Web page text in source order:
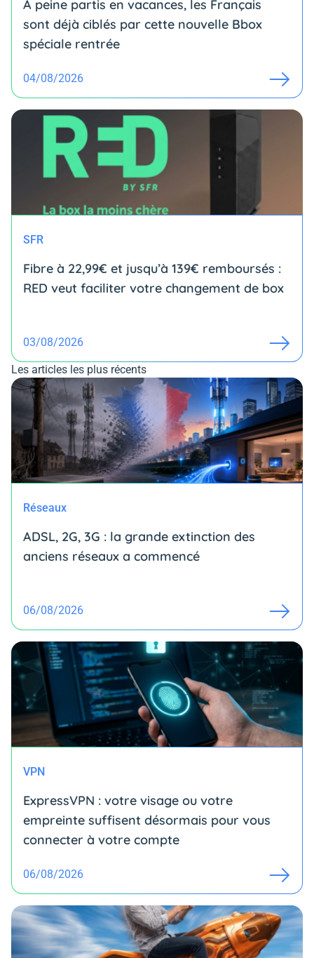
À peine partis en vacances, les Français
sont déjà ciblés par cette nouvelle Bbox
spéciale rentrée
04/08/2026
SFR
Fibre à 22,99€ et jusqu’à 139€ remboursés :
RED veut faciliter votre changement de box
03/08/2026
Les articles les plus récents
Réseaux
ADSL, 2G, 3G : la grande extinction des
anciens réseaux a commencé
06/08/2026
VPN
ExpressVPN : votre visage ou votre
empreinte suffisent désormais pour vous
connecter à votre compte
06/08/2026